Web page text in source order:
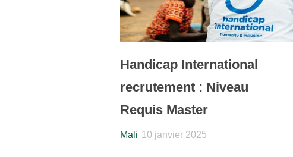
Handicap International
recrutement : Niveau
Requis Master
Mali 10 janvier 2025